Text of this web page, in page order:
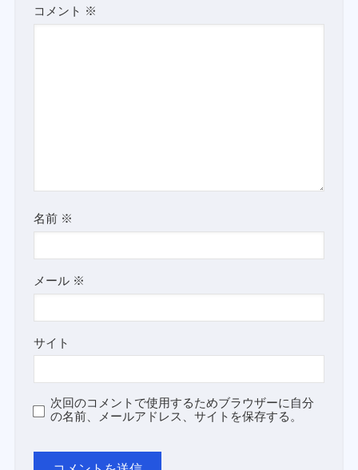
コメント ※
名前 ※
メール ※
サイト
次回のコメントで使用するためブラウザーに自分
の名前、メールアドレス、サイトを保存する。